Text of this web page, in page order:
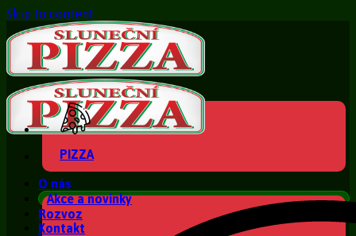
Skip to content
O nás
Akce a novinky
Rozvoz
Kontakt
PIZZA